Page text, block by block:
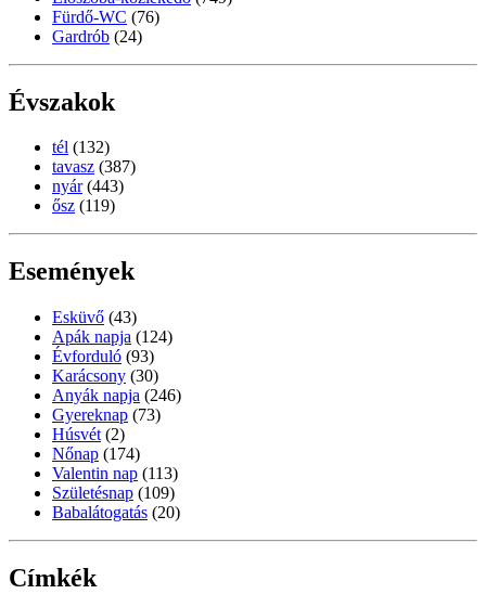
Fürdő-WC (76)
Gardrób (24)
Évszakok
tél (132)
tavasz (387)
nyár (443)
ősz (119)
Események
Esküvő (43)
Apák napja (124)
Évforduló (93)
Karácsony (30)
Anyák napja (246)
Gyereknap (73)
Húsvét (2)
Nőnap (174)
Valentin nap (113)
Születésnap (109)
Babalátogatás (20)
Címkék